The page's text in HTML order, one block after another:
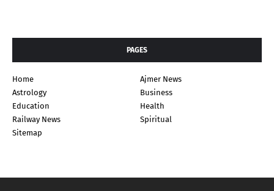
PAGES
Home
Ajmer News
Astrology
Business
Education
Health
Railway News
Spiritual
Sitemap